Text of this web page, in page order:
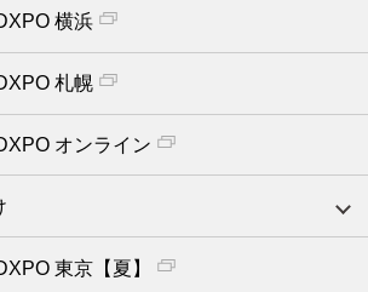
横浜
札幌
オンライン
東京【夏】